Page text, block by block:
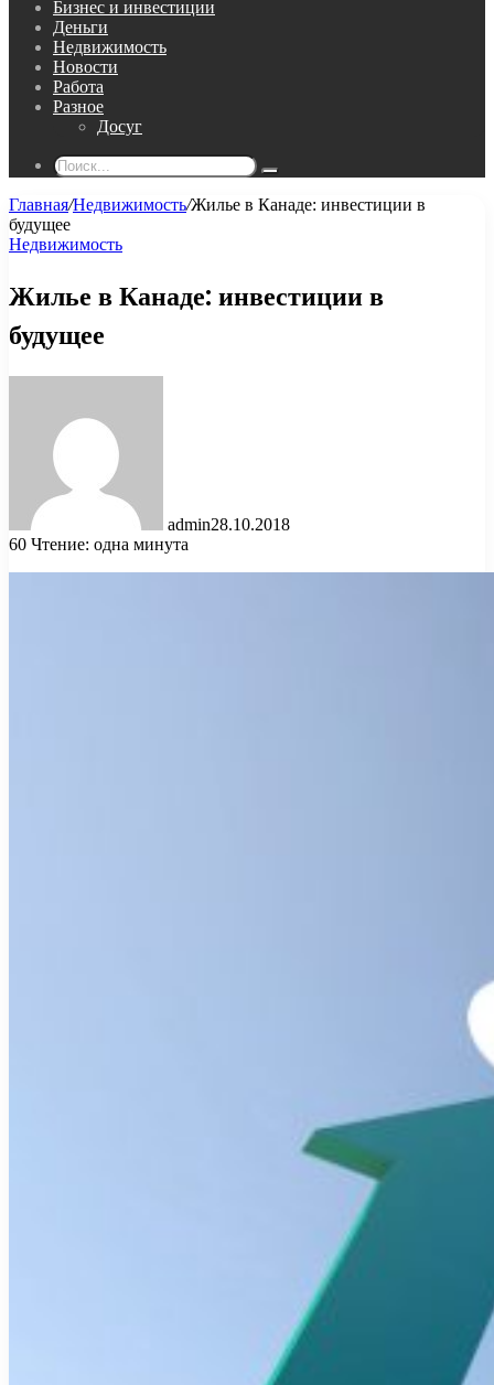
Бизнес и инвестиции
Деньги
Недвижимость
Новости
Работа
Разное
Досуг
Поиск...
Главная/Недвижимость/Жилье в Канаде: инвестиции в
будущее
Недвижимость
Жилье в Канаде: инвестиции в
будущее
admin28.10.2018
60 Чтение: одна минута